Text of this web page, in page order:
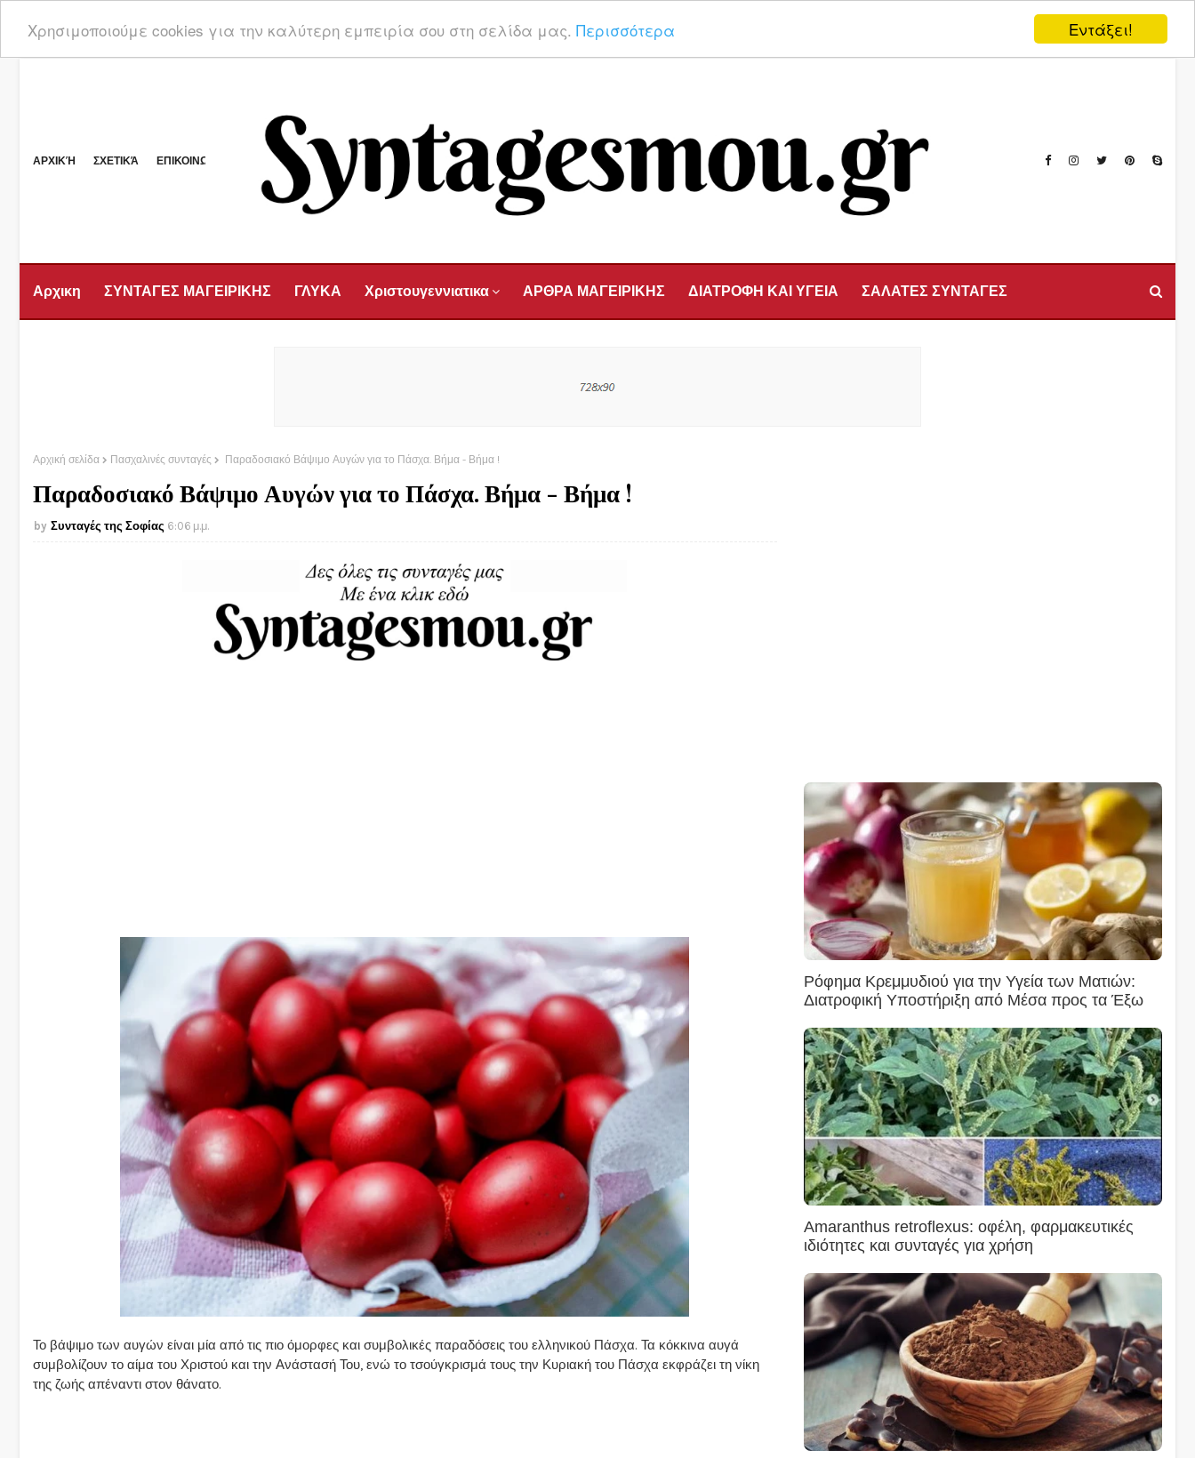
Εντάξει!
Χρησιμοποιούμε cookies για την καλύτερη εμπειρία σου στη σελίδα μας. Περισσότερα
ΑΡΧΙΚΉ ΣΧΕΤΙΚΆ ΕΠΙΚΟΙΝΩΝΊΑ
Αρχικη ΣΥΝΤΑΓΕΣ ΜΑΓΕΙΡΙΚΗΣ ΓΛΥΚΑ Χριστουγεννιατικα ΑΡΘΡΑ ΜΑΓΕΙΡΙΚΗΣ ΔΙΑΤΡΟΦΗ ΚΑΙ ΥΓΕΙΑ ΣΑΛΑΤΕΣ ΣΥΝΤΑΓΕΣ
Αρχική σελίδα Πασχαλινές συνταγές Παραδοσιακό Βάψιμο Αυγών για το Πάσχα. Βήμα - Βήμα !
Παραδοσιακό Βάψιμο Αυγών για το Πάσχα. Βήμα - Βήμα !
Συνταγές της Σοφίας 6:06 μ.μ.
Το βάψιμο των αυγών είναι μία από τις πιο όμορφες και συμβολικές παραδόσεις του ελληνικού Πάσχα. Τα κόκκινα αυγά
συμβολίζουν το αίμα του Χριστού και την Ανάστασή Του, ενώ το τσούγκρισμά τους την Κυριακή του Πάσχα εκφράζει τη νίκη
της ζωής απέναντι στον θάνατο.
Ρόφημα Κρεμμυδιού για την Υγεία των Ματιών:
Διατροφική Υποστήριξη από Μέσα προς τα Έξω
Amaranthus retroflexus: οφέλη, φαρμακευτικές
ιδιότητες και συνταγές για χρήση